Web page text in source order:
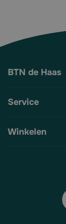
BTN de Haas
Service
Winkelen